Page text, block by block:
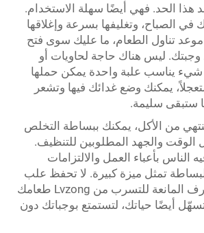
هذا الحد. فهي أيضًا سهلة الاستخدام.
في الصباح، وتغليفها بسرعة وإغلاقها
تناول الطعام، ما عليك سوى فتح
وجبتك. ليس هناك حاجة لحاويات أو
يناسب علبة واحدة يمكن حملها
يمكنك وضع غدائك فيها وتشعر
ستبقى سليمة.
من الأكل، يمكنك ببساطة التخلص
الوقت والجهد المطلوبين للتنظيف.
الناس بأعباء العمل والالتزامات
تمثل ميزة كبيرة. لا تحفظ علب
الغداء القابلة للتصرف المانعة للتسرب من Lvzong طعامك
أيضًا حياتك، لتستمتع بوجباتك دون